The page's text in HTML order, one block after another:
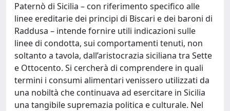
Paternò di Sicilia – con riferimento specifico alle
linee ereditarie dei principi di Biscari e dei baroni di
Raddusa – intende fornire utili indicazioni sulle
linee di condotta, sui comportamenti tenuti, non
soltanto a tavola, dall’aristocrazia siciliana tra Sette
e Ottocento. Si cercherà di comprendere in quali
termini i consumi alimentari venissero utilizzati da
una nobiltà che continuava ad esercitare in Sicilia
una tangibile supremazia politica e culturale. Nel